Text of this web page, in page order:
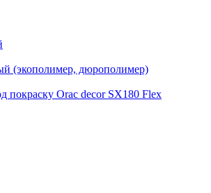
(экополимер, дюрополимер)
покраску Orac decor SX180 Flex